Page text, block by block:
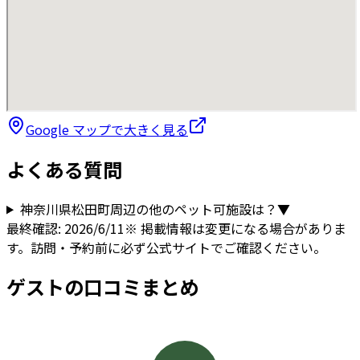
Google マップで大きく見る
よくある質問
神奈川県松田町周辺の他のペット可施設は？▼
最終確認: 2026/6/11※ 掲載情報は変更になる場合がありま
す。訪問・予約前に必ず公式サイトでご確認ください。
ゲストの口コミまとめ